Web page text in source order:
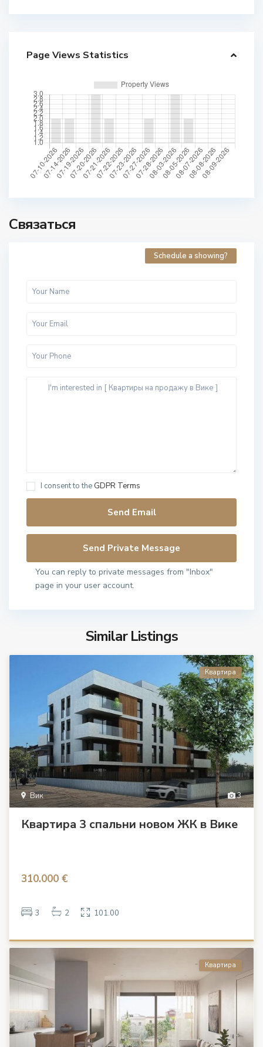
Page Views Statistics
Связаться
Schedule a showing?
I consent to the GDPR Terms
You can reply to private messages from "Inbox"
page in your user account.
Similar Listings
3
Вик
Квартира
Квартира 3 спальни новом ЖК в Вике
310.000 €
3 2 101.00
Квартира